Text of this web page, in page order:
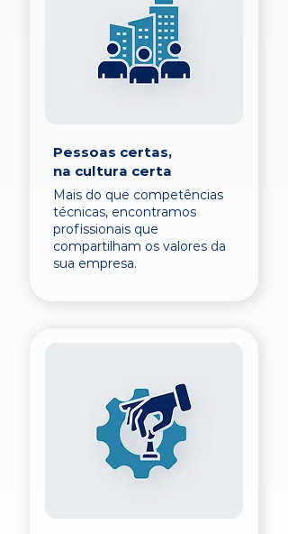
Pessoas certas,
na cultura certa
Mais do que competências
técnicas, encontramos
profissionais que
compartilham os valores da
sua empresa.